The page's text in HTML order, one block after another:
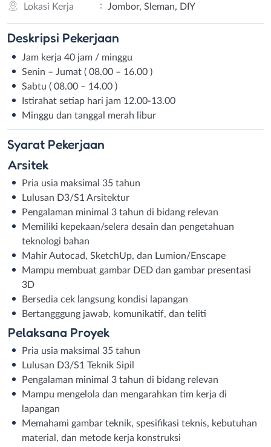
Lokasi Kerja
: Jombor, Sleman, DIY
Deskripsi Pekerjaan
Jam kerja 40 jam / minggu
Senin – Jumat ( 08.00 – 16.00 )
Sabtu ( 08.00 – 14.00 )
Istirahat setiap hari jam 12.00-13.00
Minggu dan tanggal merah libur
Syarat Pekerjaan
Arsitek
Pria usia maksimal 35 tahun
Lulusan D3/S1 Arsitektur
Pengalaman minimal 3 tahun di bidang relevan
Memiliki kepekaan/selera desain dan pengetahuan
teknologi bahan
Mahir Autocad, SketchUp, dan Lumion/Enscape
Mampu membuat gambar DED dan gambar presentasi
3D
Bersedia cek langsung kondisi lapangan
Bertangggung jawab, komunikatif, dan teliti
Pelaksana Proyek
Pria usia maksimal 35 tahun
Lulusan D3/S1 Teknik Sipil
Pengalaman minimal 3 tahun di bidang relevan
Mampu mengelola dan mengarahkan tim kerja di
lapangan
Memahami gambar teknik, spesifikasi teknis, kebutuhan
material, dan metode kerja konstruksi